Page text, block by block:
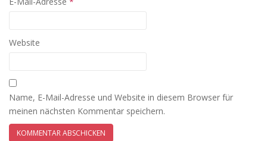
Website
Name, E-Mail-Adresse und Website in diesem Browser für
meinen nächsten Kommentar speichern.